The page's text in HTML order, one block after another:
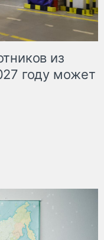
из
году может